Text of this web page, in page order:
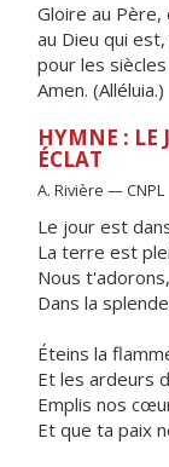
Gloire au Père,
au Dieu qui
pour les
Amen. (Alléluia.)
HYMNE : LE
ÉCLAT
A. Rivière — CNPL
Le jour est
La terre est
Nous
Dans la
Éteins la
Et les ardeurs
Emplis nos
Et que ta paix